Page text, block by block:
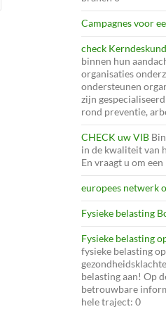
Campagnes voor
check
binnen hun
organisaties
ondersteunen
zijn
rond preventie,
CHECK uw VIB
in de kwaliteit van
En vraagt u om
europees netwerk
Fysieke belasting
Fysieke belasting
fysieke belasting
belasting aan! Op
betrouwbare
hele traject: 0